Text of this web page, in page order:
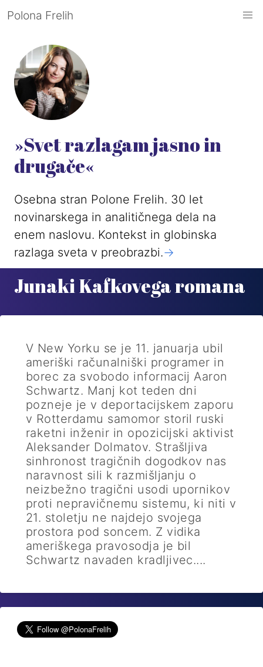
Polona Frelih
»Svet razlagam jasno in
drugače«
Osebna stran Polone Frelih. 30 let
novinarskega in analitičnega dela na
enem naslovu. Kontekst in globinska
razlaga sveta v preobrazbi.->
Junaki Kafkovega romana
V New Yorku se je 11. januarja ubil
ameriški računalniški programer in
borec za svobodo informacij Aaron
Schwartz. Manj kot teden dni
pozneje je v deportacijskem zaporu
v Rotterdamu samomor storil ruski
raketni inženir in opozicijski aktivist
Aleksander Dolmatov. Strašljiva
sinhronost tragičnih dogodkov nas
naravnost sili k razmišljanju o
neizbežno tragični usodi upornikov
proti nepravičnemu sistemu, ki niti v
21. stoletju ne najdejo svojega
prostora pod soncem. Z vidika
ameriškega pravosodja je bil
Schwartz navaden kradljivec....